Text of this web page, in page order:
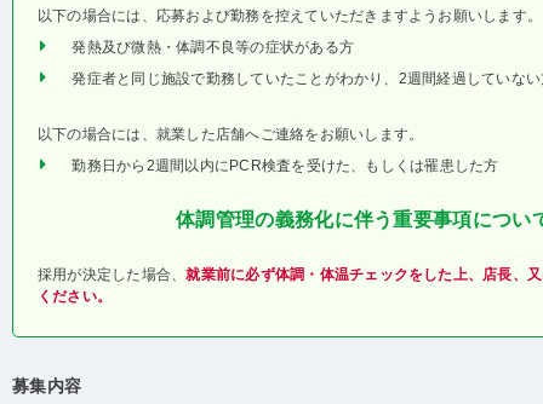
以下の場合には、応募および勤務を控えていただきますようお願いします。
発熱及び微熱・体調不良等の症状がある方
発症者と同じ施設で勤務していたことがわかり、2週間経過していな
以下の場合には、就業した店舗へご連絡をお願いします。
勤務日から2週間以内にPCR検査を受けた、もしくは罹患した方
体調管理の義務化に伴う重要事項につい
採用が決定した場合、就業前に必ず体調・体温チェックをした上、店長、
ください。
募集内容